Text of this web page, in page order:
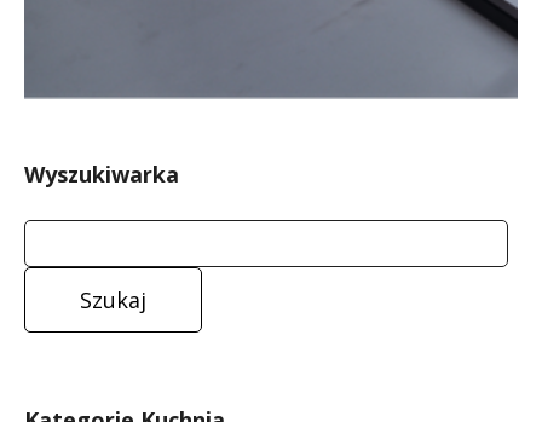
Wyszukiwarka